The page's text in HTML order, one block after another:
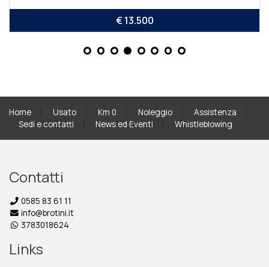
Home Usato Km 0 Noleggio
Assistenza
Sedi e contatti
News ed Eventi Whistleblowing
Contatti
0585 83 61 11
info@brotini.it
3783018624
Links